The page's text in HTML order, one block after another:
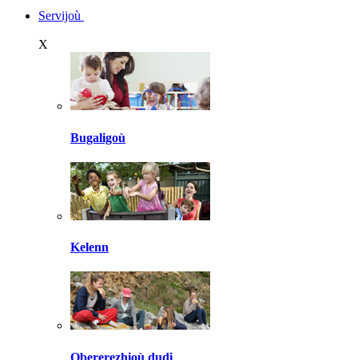
Servijoù
X
Bugaligoù
Kelenn
Obererezhioù dudi